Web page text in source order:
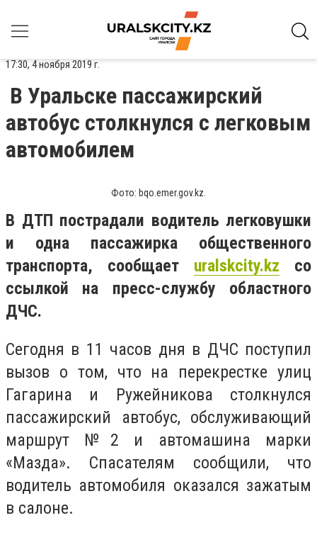
17:30, 4 ноября 2019 г.
В Уральске пассажирский
автобус столкнулся с легковым
автомобилем
Фото: bqo.emer.gov.kz.
В ДТП пострадали водитель легковушки
и одна пассажирка общественного
транспорта, сообщает uralskcity.kz со
ссылкой на пресс-службу областного
ДЧС.
Сегодня в 11 часов дня в ДЧС поступил
вызов о том, что на перекрестке улиц
Гагарина и Ружейникова столкнулся
пассажирский автобус, обслуживающий
маршрут №2 и автомашина марки
«Мазда». Спасателям сообщили, что
водитель автомобиля оказался зажатым
в салоне.